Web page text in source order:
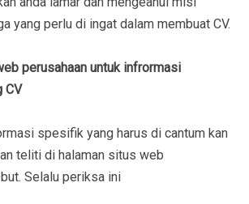
yang perlu di ingat dalam membuat CV.
perusahaan untuk infrormasi
CV
spesifik yang harus di cantum kan
teliti di halaman situs web
Selalu periksa ini